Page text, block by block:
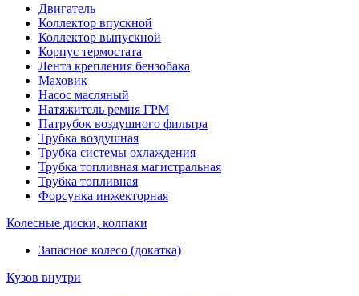
Двигатель
Коллектор впускной
Коллектор выпускной
Корпус термостата
Лента крепления бензобака
Маховик
Насос масляный
Натяжитель ремня ГРМ
Патрубок воздушного фильтра
Трубка воздушная
Трубка системы охлаждения
Трубка топливная магистральная
Трубка топливная
Форсунка инжекторная
Колесные диски, колпаки
Запасное колесо (докатка)
Кузов внутри